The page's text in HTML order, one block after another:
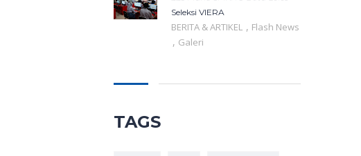
Seleksi VIERA
BERITA & ARTIKEL , Flash News
, Galeri
TAGS